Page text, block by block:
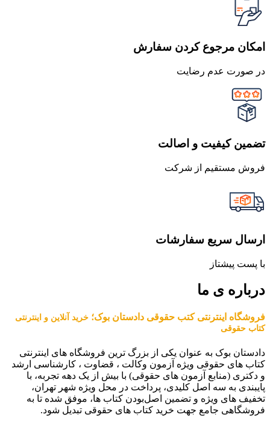
امکان مرجوع کردن سفارش
در صورت عدم رضایت
تضمین کیفیت و اصالت
فروش مستقیم از شرکت
ارسال سریع سفارشات
با پست پیشتاز
درباره ی ما
فروشگاه اینترنتی کتب حقوقی دادستان بوک؛ خرید آنلاین و اینترنتی
کتاب حقوقی
دادستان بوک به عنوان یکی از بزرگ ترین فروشگاه های اینترنتی
کتاب های حقوقی ویژه آزمون وکالت ، قضاوت ، کارشناسی ارشد
و دکتری (منابع آزمون های حقوقی) با بیش از یک دهه تجربه، با
پایبندی به سه اصل کلیدی، پرداخت در محل ویژه شهر تهران،
تخفیف های ویژه و تضمین اصل‌بودن کتاب ها، موفق شده تا به
فروشگاهی جامع جهت خرید کتاب های حقوقی تبدیل شود.